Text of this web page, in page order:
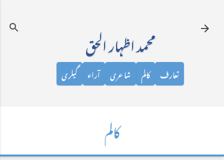
محمد اظہار الحق
تعارف کالم شاعری آراء گیلری
کالم